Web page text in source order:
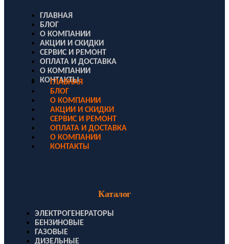
ГЛАВНАЯ
БЛОГ
О КОМПАНИИ
АКЦИИ И СКИДКИ
СЕРВИС И РЕМОНТ
ОПЛАТА И ДОСТАВКА
О КОМПАНИИ
КОНТАКТЫ
ГЛАВНАЯ
БЛОГ
О КОМПАНИИ
АКЦИИ И СКИДКИ
СЕРВИС И РЕМОНТ
ОПЛАТА И ДОСТАВКА
О КОМПАНИИ
КОНТАКТЫ
Каталог
ЭЛЕКТРОГЕНЕРАТОРЫ
БЕНЗИНОВЫЕ
ГАЗОВЫЕ
ДИЗЕЛЬНЫЕ